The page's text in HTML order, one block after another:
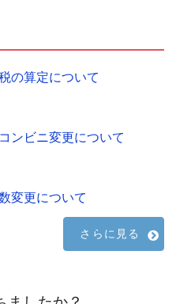
の算定について
ンビニ変更について
変更について
さらに見る